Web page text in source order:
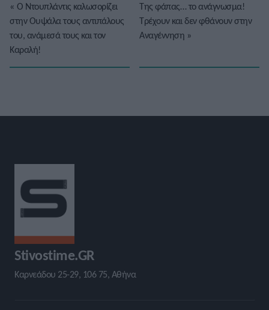
« Ο Ντουπλάντις καλωσορίζει
στην Ουψάλα τους αντιπάλους
του, ανάμεσά τους και τον
Καραλή!
Της φάπας… το ανάγνωσμα!
Τρέχουν και δεν φθάνουν στην
Αναγέννηση »
Stivostime.GR
Καρνεάδου 25-29, 106 75, Αθήνα